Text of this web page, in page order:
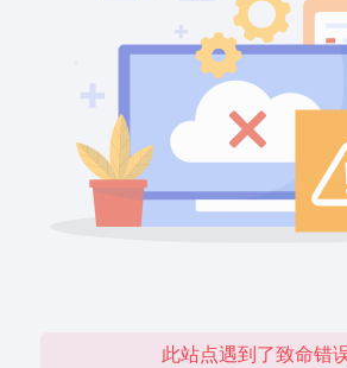
此站点遇到了致命错误